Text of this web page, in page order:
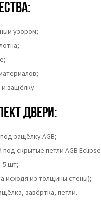
узором;
и защёлку.
двери:
защёлку AGB;
скрытые петли AGB
5 шт;
исходя из толщины стены);
завёртка, петли.